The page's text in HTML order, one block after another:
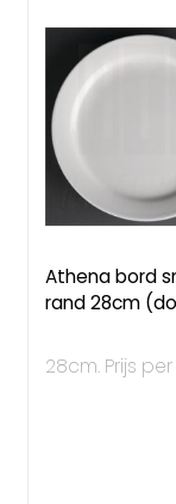
Athena bord
rand 28cm
28cm. Prijs